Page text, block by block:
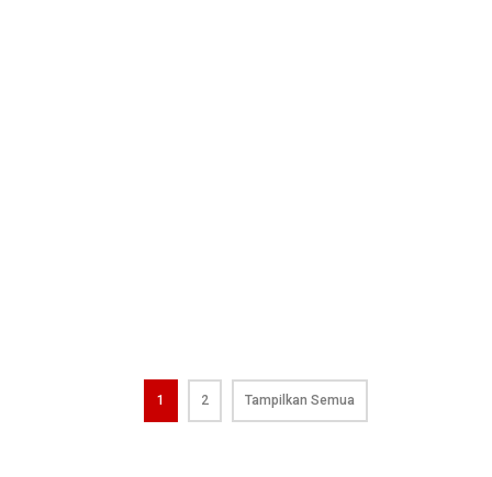
1 2 Tampilkan Semua